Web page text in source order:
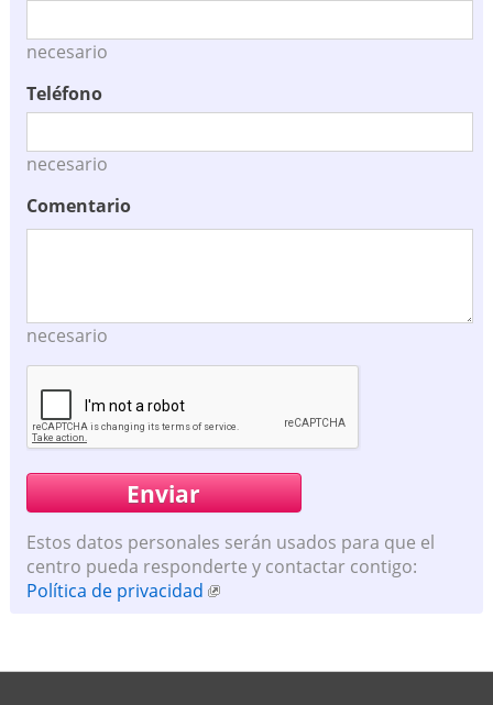
necesario
Teléfono
necesario
Comentario
necesario
Estos datos personales serán usados para que el
centro pueda responderte y contactar contigo:
Política de privacidad